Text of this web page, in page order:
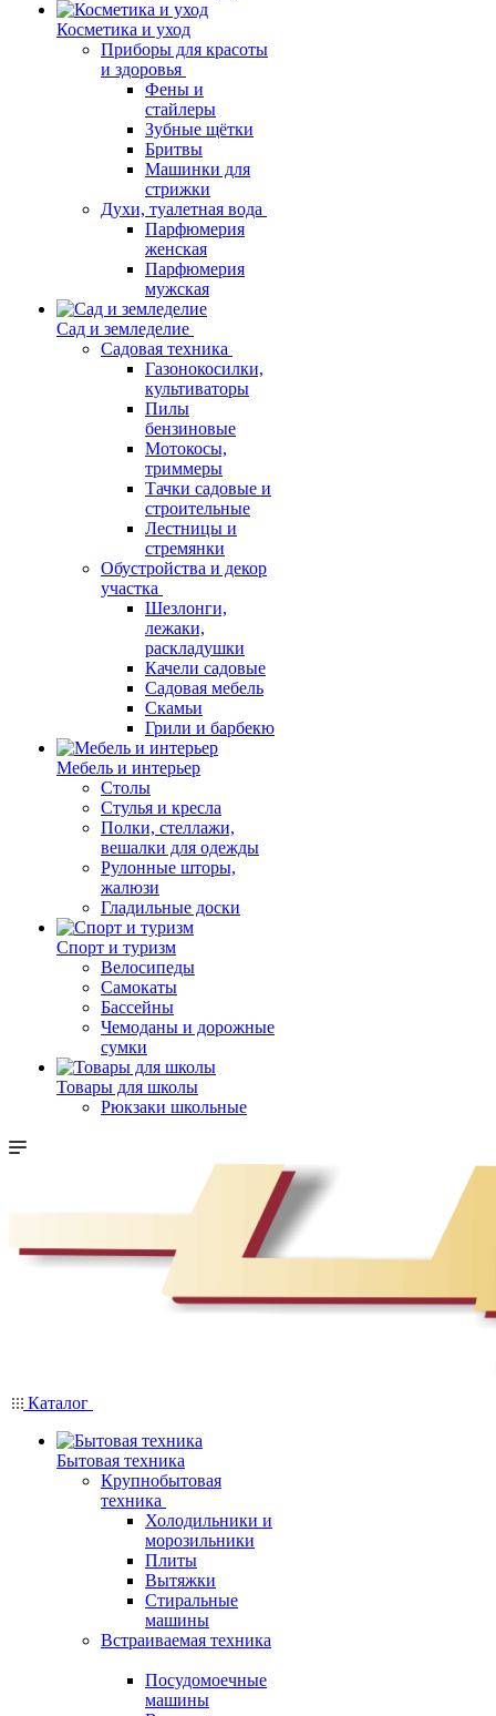
Косметика и уход
Приборы для красоты
и здоровья
Фены и
стайлеры
Зубные щётки
Бритвы
Машинки для
стрижки
Духи, туалетная вода
Парфюмерия
женская
Парфюмерия
мужская
Сад и земледелие
Садовая техника
Газонокосилки,
культиваторы
Пилы
бензиновые
Мотокосы,
триммеры
Тачки садовые и
строительные
Лестницы и
стремянки
Обустройства и декор
участка
Шезлонги,
лежаки,
раскладушки
Качели садовые
Садовая мебель
Скамьи
Грили и барбекю
Мебель и интерьер
Столы
Стулья и кресла
Полки, стеллажи,
вешалки для одежды
Рулонные шторы,
жалюзи
Гладильные доски
Спорт и туризм
Велосипеды
Самокаты
Бассейны
Чемоданы и дорожные
сумки
Товары для школы
Рюкзаки школьные
Каталог
Бытовая техника
Крупнобытовая
техника
Холодильники и
морозильники
Плиты
Вытяжки
Стиральные
машины
Встраиваемая техника
Посудомоечные
машины